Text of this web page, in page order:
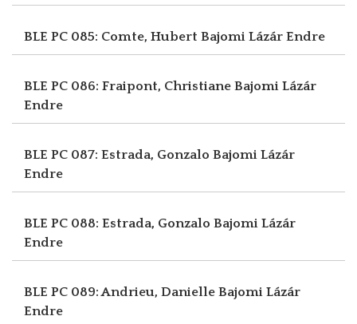
BLE PC 085: Comte, Hubert Bajomi Lázár Endre
BLE PC 086: Fraipont, Christiane Bajomi Lázár
Endre
BLE PC 087: Estrada, Gonzalo Bajomi Lázár
Endre
BLE PC 088: Estrada, Gonzalo Bajomi Lázár
Endre
BLE PC 089: Andrieu, Danielle Bajomi Lázár
Endre